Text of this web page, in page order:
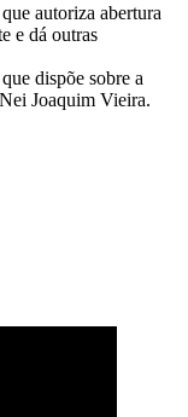
autoriza abertura
e dá outras
dispõe sobre a
Joaquim Vieira.